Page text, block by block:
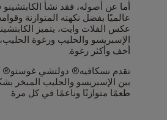
أما عن أصوله، فقد نشأ الكابتشينو
عالميًا بفضل نكهته المتوازنة
عكس الفلات وايت، يتميز
الإسبريسو والحليب ورغوة
أخف وأكثر رغوة.
تقدم نسكافيه® دولتشي غوستو®
بين الإسبريسو والحليب المبخر
طعمًا متوازنًا وناعمًا في كل مرة.